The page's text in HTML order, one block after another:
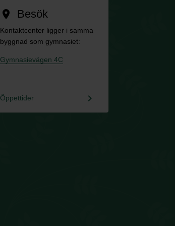
location_on Besök
Kontaktcenter ligger i samma
byggnad som gymnasiet:
Gymnasievägen 4C
Öppettider keyboard_arrow_right